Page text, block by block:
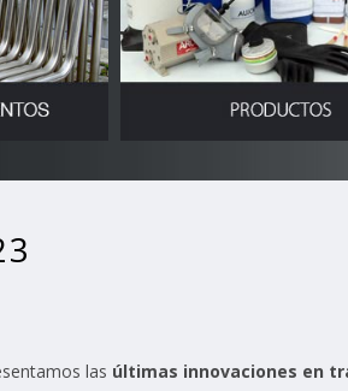
las últimas innovaciones en